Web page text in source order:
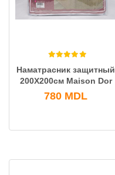
Наматрасник защитный
200X200см Maison Dor
780 MDL